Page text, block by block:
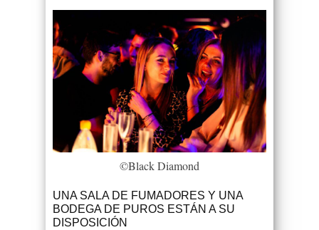
©Black Diamond
UNA SALA DE FUMADORES Y UNA
BODEGA DE PUROS ESTÁN A SU
DISPOSICIÓN